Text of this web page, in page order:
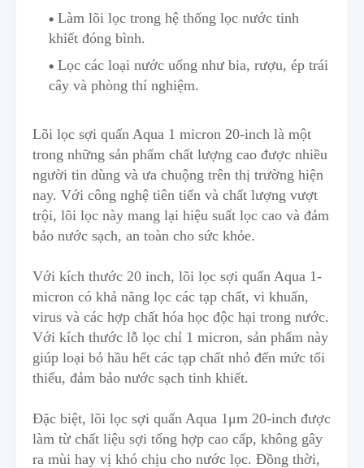
Làm lõi lọc trong hệ thống lọc nước tinh
khiết đóng bình.
Lọc các loại nước uống như bia, rượu, ép trái
cây và phòng thí nghiệm.
Lõi lọc sợi quấn Aqua 1 micron 20-inch là một
trong những sản phẩm chất lượng cao được nhiều
người tin dùng và ưa chuộng trên thị trường hiện
nay. Với công nghệ tiên tiến và chất lượng vượt
trội, lõi lọc này mang lại hiệu suất lọc cao và đảm
bảo nước sạch, an toàn cho sức khỏe.
Với kích thước 20 inch, lõi lọc sợi quấn Aqua 1-
micron có khả năng lọc các tạp chất, vi khuẩn,
virus và các hợp chất hóa học độc hại trong nước.
Với kích thước lỗ lọc chỉ 1 micron, sản phẩm này
giúp loại bỏ hầu hết các tạp chất nhỏ đến mức tối
thiểu, đảm bảo nước sạch tinh khiết.
Đặc biệt, lõi lọc sợi quấn Aqua 1μm 20-inch được
làm từ chất liệu sợi tổng hợp cao cấp, không gây
ra mùi hay vị khó chịu cho nước lọc. Đồng thời,